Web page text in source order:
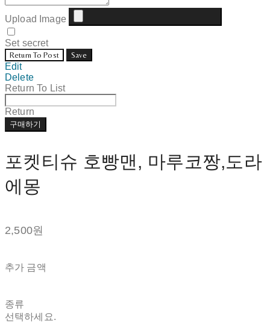
Upload Image
Set secret
Return To Post Save
Edit
Delete
Return To List
Return
구매하기
포켓티슈 호빵맨, 마루코짱,도라
에몽
2,500원
추가 금액
종류
선택하세요.